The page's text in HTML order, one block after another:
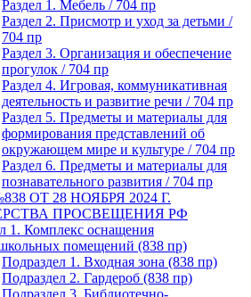
Раздел 1. Мебель / 704 пр
Раздел 2. Присмотр и уход за детьми /
704 пр
Раздел 3. Организация и обеспечение
прогулок / 704 пр
Раздел 4. Игровая, коммуникативная
деятельность и развитие речи / 704 пр
Раздел 5. Предметы и материалы для
формирования представлений об
окружающем мире и культуре / 704 пр
Раздел 6. Предметы и материалы для
познавательного развития / 704 пр
ОТ 28 НОЯБРЯ 2024 Г.
ПРОСВЕЩЕНИЯ РФ
1. Комплекс оснащения
помещений (838 пр)
Подраздел 1. Входная зона (838 пр)
Подраздел 2. Гардероб (838 пр)
Подраздел 3. Библиотечно-